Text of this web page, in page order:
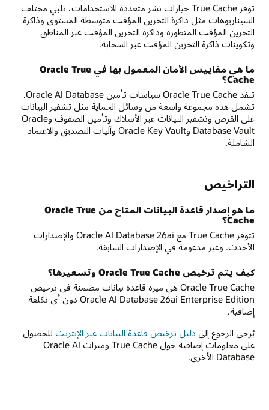
توفر True Cache خيارات نشر متعددة الاستخدامات، تلبي مختلف
السيناريوهات مثل ذاكرة التخزين المؤقت متوسطة المستوى وذاكرة
التخزين المؤقت المتطورة وذاكرة التخزين المؤقت عبر المناطق
وتكوينات ذاكرة التخزين المؤقت عبر السحابة.
ما هي مقاييس الأمان المعمول بها في Oracle True
Cache؟
تنفذ Oracle True Cache سياسات تأمين Oracle AI Database.
تشمل هذه مجموعة واسعة من وسائل الحماية مثل تشفير البيانات
على القرص وتشفير البيانات عبر الأسلاك وتأمين الصفوف وOracle
Database Vault وOracle Key Vault وآليات التصديق والاعتماد
الشاملة.
التراخيص
ما هو إصدار قاعدة البيانات المتاح من Oracle True
Cache؟
تتوفر True Cache مع Oracle AI Database 26ai والإصدارات
الأحدث. وغير مدعومة في الإصدارات السابقة.
كيف يتم ترخيص Oracle True Cache وتسعيرها؟
Oracle True Cache هي ميزة قاعدة بيانات مضمنة في ترخيص
Oracle AI Database 26ai Enterprise Edition دون أي تكلفة
إضافية.
يُرجى الرجوع إلى دليل ترخيص قاعدة البيانات عبر الإنترنت للحصول
على معلومات إضافية حول True Cache وميزات Oracle AI
Database الأخرى.